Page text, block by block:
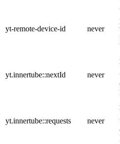
yt-remote-device-id never
yt.innertube::nextId never
yt.innertube::requests never